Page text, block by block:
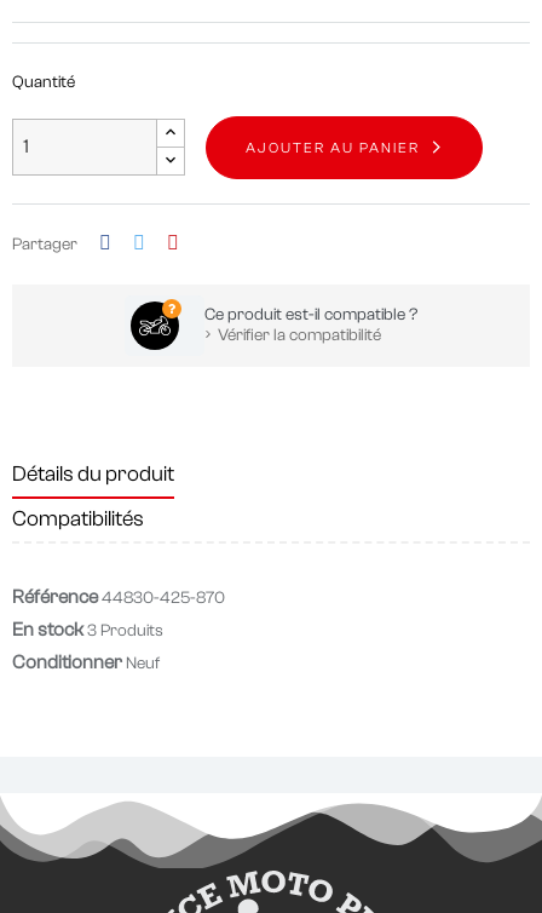
Quantité
AJOUTER AU PANIER
Partager
Ce produit est-il compatible ?
Vérifier la compatibilité
Détails du produit
Compatibilités
Référence44830-425-870
En stock3 Produits
Conditionner Neuf